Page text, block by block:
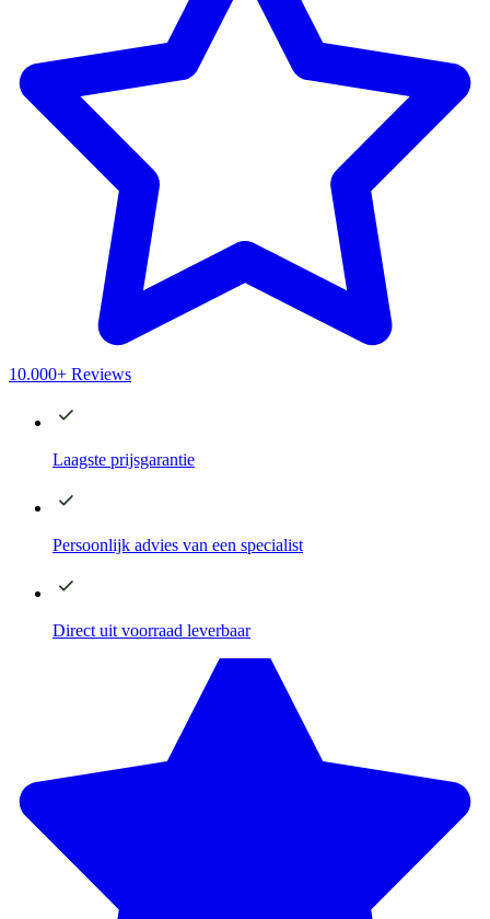
10.000+ Reviews
Laagste prijsgarantie
Persoonlijk advies van een specialist
Direct uit voorraad leverbaar